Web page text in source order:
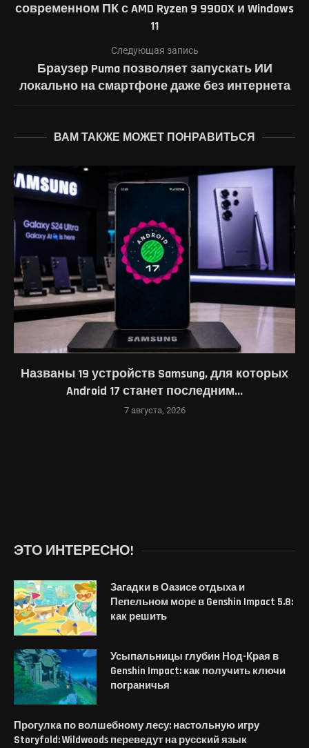
современном ПК с AMD Ryzen 9 9900X и Windows
11
Следующая запись
Браузер Puma позволяет запускать ИИ
локально на смартфоне даже без интернета
ВАМ ТАКЖЕ МОЖЕТ ПОНРАВИТЬСЯ
Названы 19 устройств Samsung, для которых
Android 17 станет последним...
7 августа, 2026
ЭТО ИНТЕРЕСНО!
Загадки в Оазисе отдыха и
Пепельном море в Genshin Impact 5.8:
как решить
Усыпальницы глубин Нод-Края в
Genshin Impact: как получить ключи
пограничья
Прогулка по волшебному лесу: настольную игру
Storyfold: Wildwoods переведут на русский язык